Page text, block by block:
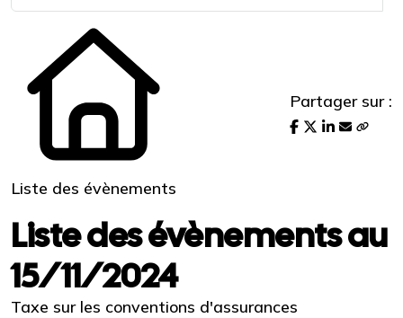
Liste des évènements
Partager sur :
Liste des évènements au
15/11/2024
Taxe sur les conventions d'assurances